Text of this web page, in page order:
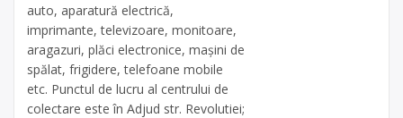
auto, aparatură electrică,
imprimante, televizoare, monitoare,
aragazuri, plăci electronice, mașini de
spălat, frigidere, telefoane mobile
etc. Punctul de lucru al centrului de
colectare este în Adjud str. Revolutiei;